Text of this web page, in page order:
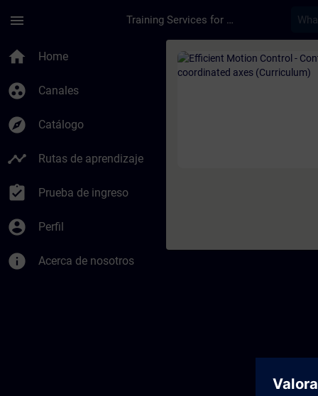
menu Training Services for Digital Industries
home Home
group_work Canales
explore Catálogo
timeline Rutas de aprendizaje
assignment_turned_in Prueba de ingreso
account_circle Perfil
info Acerca de nosotros
Curso - Efficient